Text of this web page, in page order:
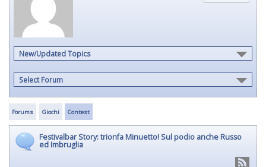
New/Updated Topics
Select Forum
Forums Giochi Contest
Festivalbar Story: trionfa Minuetto! Sul podio anche Russo
ed Imbruglia